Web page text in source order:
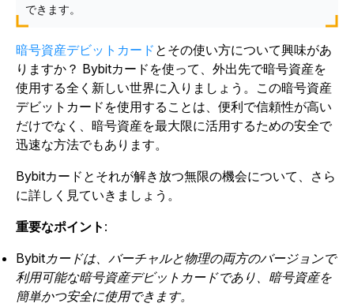
できます。
暗号資産デビットカード とその使い方について興味があ
りますか？ Bybitカードを使って、外出先で暗号資産を
使用する全く新しい世界に入りましょう。この暗号資産
デビットカードを使用することは、便利で信頼性が高い
だけでなく、暗号資産を最大限に活用するための安全で
迅速な方法でもあります。
Bybitカードとそれが解き放つ無限の機会について、さら
に詳しく見ていきましょう。
重要なポイント :
Bybitカードは、バーチャルと物理の両方のバージョンで
利用可能な暗号資産デビットカードであり、暗号資産を
簡単かつ安全に使用できます。